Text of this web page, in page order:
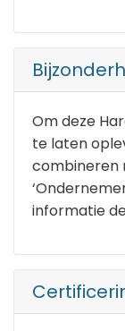
Om deze
te laten
combineren
informatie